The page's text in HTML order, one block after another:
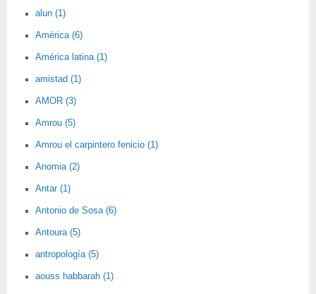
alun (1)
América (6)
América latina (1)
amistad (1)
AMOR (3)
Amrou (5)
Amrou el carpintero fenicio (1)
Anomia (2)
Antar (1)
Antonio de Sosa (6)
Antoura (5)
antropología (5)
aouss habbarah (1)